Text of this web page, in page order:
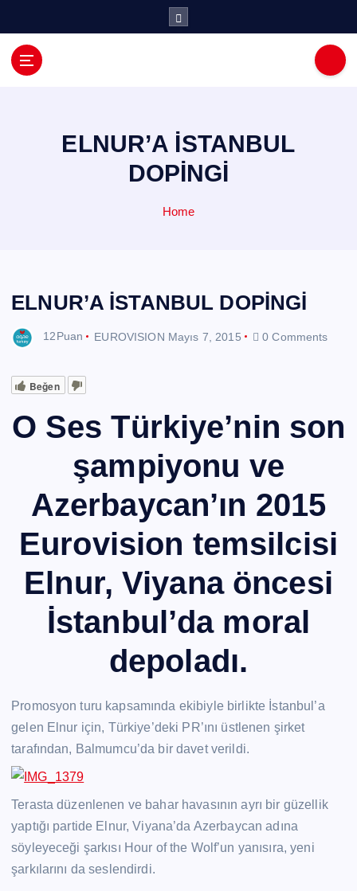
ELNUR’A İSTANBUL
DOPİNGİ
Home
ELNUR’A İSTANBUL DOPİNGİ
12Puan EUROVISION Mayıs 7, 2015 0 Comments
Beğen
O Ses Türkiye’nin son
şampiyonu ve
Azerbaycan’ın 2015
Eurovision temsilcisi
Elnur, Viyana öncesi
İstanbul’da moral
depoladı.
Promosyon turu kapsamında ekibiyle birlikte İstanbul’a
gelen Elnur için, Türkiye’deki PR’ını üstlenen şirket
tarafından, Balmumcu’da bir davet verildi.
Terasta düzenlenen ve bahar havasının ayrı bir güzellik
yaptığı partide Elnur, Viyana’da Azerbaycan adına
söyleyeceği şarkısı Hour of the Wolf’un yanısıra, yeni
şarkılarını da seslendirdi.